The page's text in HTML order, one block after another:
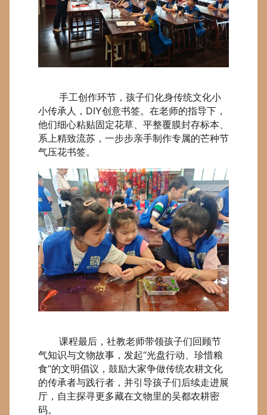
手工创作环节，孩子们化身传统文化小
小传承人，DIY创意书签。在老师的指导下，
他们细心粘贴固定花草、平整覆膜封存标本、
系上精致流苏，一步步亲手制作专属的芒种节
气压花书签。
课程最后，社教老师带领孩子们回顾节
气知识与文物故事，发起“光盘行动、珍惜粮
食”的文明倡议，鼓励大家争做传统农耕文化
的传承者与践行者，并引导孩子们后续走进展
厅，自主探寻更多藏在文物里的吴都农耕密
码。